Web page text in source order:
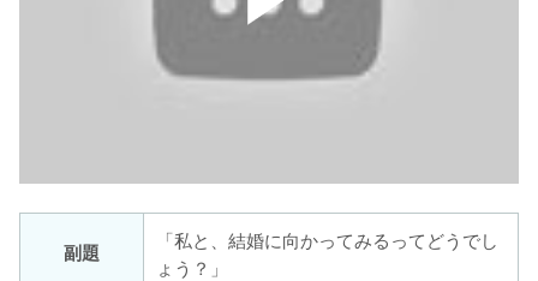
副題
「私と、結婚に向かってみるってどうでし
ょう？」